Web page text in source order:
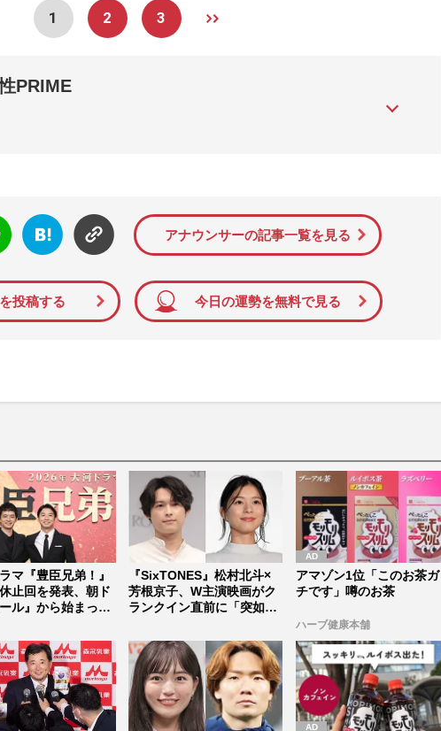
1 2 3
PRIME
誌面に掲載された記事から、インターネット利用者層にとって特に関心の
はてな
ブック
マーク
アナウンサーの記事一覧を見る
投稿する 今日の運勢を無料で見る
マ『豊臣兄弟！』
止回を発表、朝ド
ル』から始まった
『SixTONES』松村北斗×
芳根京子、W主演映画がク
ランクイン直前に「突如中
アマゾン1位「このお茶ガ
チです」噂のお茶
ハーブ健康本舗